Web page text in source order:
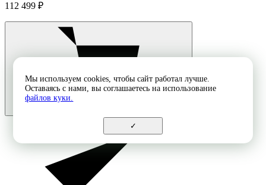
112 499 ₽
Мы используем cookies, чтобы сайт работал лучше.
Оставаясь с нами, вы соглашаетесь на использование
файлов куки.
✓